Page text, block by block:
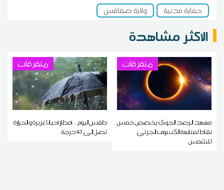
حماية مدنية
ولاية صفاقس
الاكثر مشاهدة
متفرقات
معهد الرصد الجوي يخصص خمس
نقاط لمتابعة الكسوف الجزئي
للشمس
متفرقات
طقس اليوم ...أمطار أحيانا غزيرة و الحرارة
تصل إلى 47 درجة